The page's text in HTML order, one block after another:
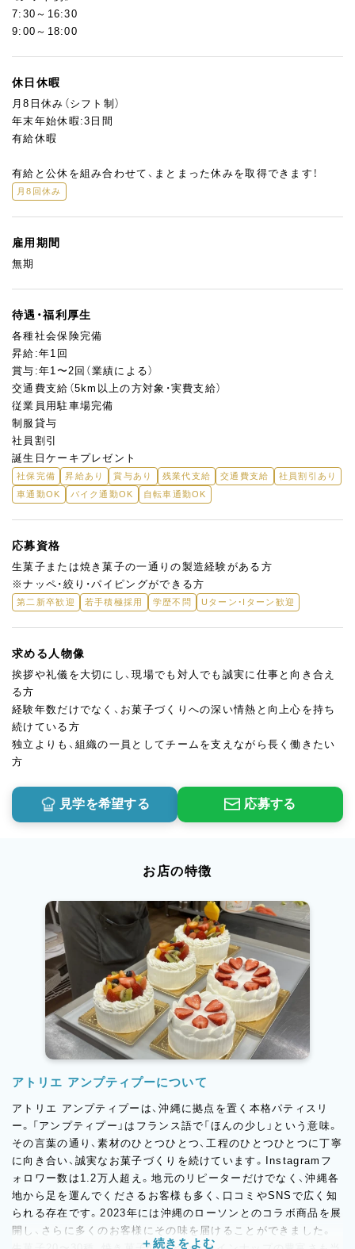
7:30～16:30
9:00～18:00
休日休暇
月8日休み（シフト制）
年末年始休暇:3日間
有給休暇
有給と公休を組み合わせて、まとまった休みを取得できます！
月8回休み
雇用期間
無期
待遇・福利厚生
各種社会保険完備
昇給:年1回
賞与:年1〜2回（業績による）
交通費支給（5km以上の方対象・実費支給）
従業員用駐車場完備
制服貸与
社員割引
誕生日ケーキプレゼント
社保完備 昇給あり 賞与あり 残業代支給 交通費支給
社員割引あり
車通勤OK
バイク通勤OK 自転車通勤OK
応募資格
生菓子または焼き菓子の一通りの製造経験がある方
※ナッペ・絞り・パイピングができる方
第二新卒歓迎 若手積極採用 学歴不問 Uターン・Iターン歓迎
求める人物像
挨拶や礼儀を大切にし、現場でも対人でも誠実に仕事と向き合え
る方
経験年数だけでなく、お菓子づくりへの深い情熱と向上心を持ち
続けている方
独立よりも、組織の一員としてチームを支えながら長く働きたい
方
見学を希望する 応募する
お店の特徴
アトリエ アンプティプーについて
アトリエ アンプティプーは、沖縄に拠点を置く本格パティスリ
ー。「アンプティプー」はフランス語で「ほんの少し」という意味。
その言葉の通り、素材のひとつひとつ、工程のひとつひとつに丁寧
に向き合い、誠実なお菓子づくりを続けています。Instagramフ
ォロワー数は1.2万人超え。地元のリピーターだけでなく、沖縄各
地から足を運んでくださるお客様も多く、口コミやSNSで広く知
られる存在です。2023年には沖縄のローソンとのコラボ商品を展
開し、さらに多くのお客様にその味を届けることができました。